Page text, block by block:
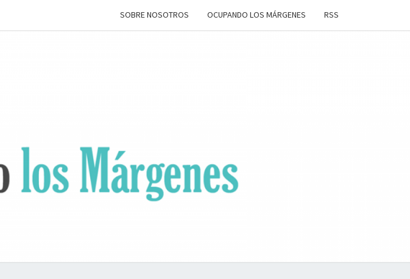
SOBRE NOSOTROS OCUPANDO LOS MÁRGENES RSS
OCUPANDO
LOS
MÁRGENES
Terapia
Ocupacional
Desde Los
Márgenes